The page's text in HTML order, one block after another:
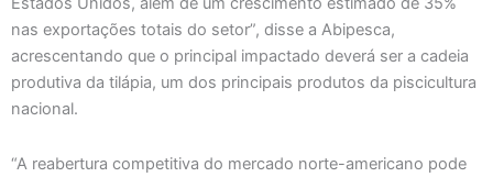
nas exportações totais do setor”, disse a Abipesca,
acrescentando que o principal impactado deverá ser a cadeia
produtiva da tilápia, um dos principais produtos da piscicultura
nacional.
“A reabertura competitiva do mercado norte-americano pode